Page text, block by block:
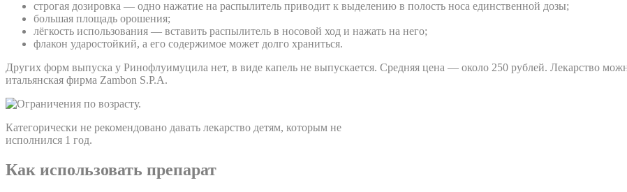
строгая дозировка — одно нажатие на распылитель приводит к выделению в полость носа единственной дозы;
большая площадь орошения;
лёгкость использования — вставить распылитель в носовой ход и нажать на него;
флакон ударостойкий, а его содержимое может долго храниться.
Других форм выпуска у Ринофлуимуцила нет, в виде капель не выпускается. Средняя цена — около 250 рублей. Лекарство
итальянская фирма Zambon S.P.A.
Категорически не рекомендовано давать лекарство детям, которым не
исполнился 1 год.
Как использовать препарат